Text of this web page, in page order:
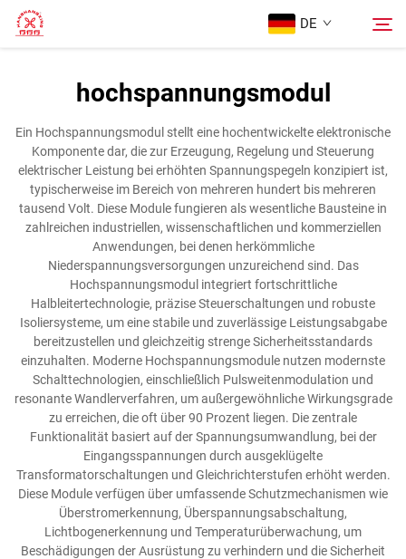
DE
Produkte
Über Uns
Blog
Kontaktieren Sie uns
Suche
hochspannungsmodul
Ein Hochspannungsmodul stellt eine hochentwickelte elektronische
Komponente dar, die zur Erzeugung, Regelung und Steuerung
elektrischer Leistung bei erhöhten Spannungspegeln konzipiert ist,
typischerweise im Bereich von mehreren hundert bis mehreren
tausend Volt. Diese Module fungieren als wesentliche Bausteine in
zahlreichen industriellen, wissenschaftlichen und kommerziellen
Anwendungen, bei denen herkömmliche
Niederspannungsversorgungen unzureichend sind. Das
Hochspannungsmodul integriert fortschrittliche
Halbleitertechnologie, präzise Steuerschaltungen und robuste
Isoliersysteme, um eine stabile und zuverlässige Leistungsabgabe
bereitzustellen und gleichzeitig strenge Sicherheitsstandards
einzuhalten. Moderne Hochspannungsmodule nutzen modernste
Schalttechnologien, einschließlich Pulsweitenmodulation und
resonante Wandlerverfahren, um außergewöhnliche Wirkungsgrade
zu erreichen, die oft über 90 Prozent liegen. Die zentrale
Funktionalität basiert auf der Spannungsumwandlung, bei der
Eingangsspannungen durch ausgeklügelte
Transformatorschaltungen und Gleichrichterstufen erhöht werden.
Diese Module verfügen über umfassende Schutzmechanismen wie
Überstromerkennung, Überspannungsabschaltung,
Lichtbogenerkennung und Temperaturüberwachung, um
Beschädigungen der Ausrüstung zu verhindern und die Sicherheit